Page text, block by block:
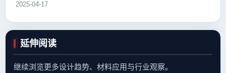
2025-04-17
延伸阅读
继续浏览更多设计趋势、材料应用与行业观察。